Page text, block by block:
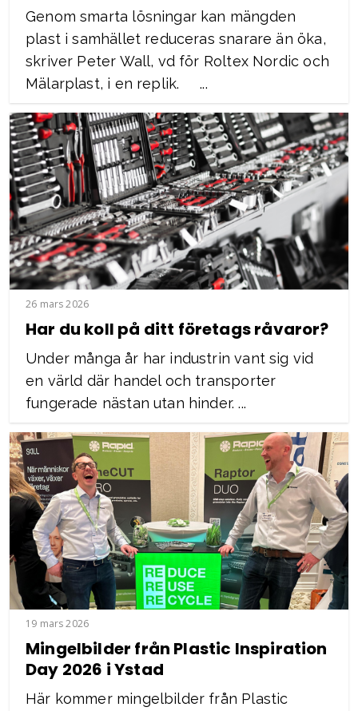
Genom smarta lösningar kan mängden
plast i samhället reduceras snarare än öka,
skriver Peter Wall, vd för Roltex Nordic och
Mälarplast, i en replik. ...
26 mars 2026
Har du koll på ditt företags råvaror?
Under många år har industrin vant sig vid
en värld där handel och transporter
fungerade nästan utan hinder. ...
19 mars 2026
Mingelbilder från Plastic Inspiration
Day 2026 i Ystad
Här kommer mingelbilder från Plastic